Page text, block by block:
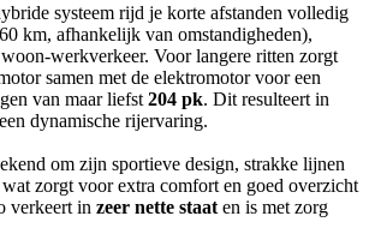
systeem rijd je korte afstanden volledig
km, afhankelijk van omstandigheden),
werkverkeer. Voor langere ritten zorgt
samen met de elektromotor voor een
van maar liefst 204 pk. Dit resulteert in
dynamische rijervaring.
om zijn sportieve design, strakke lijnen
zorgt voor extra comfort en goed overzicht
verkeert in zeer nette staat en is met zorg